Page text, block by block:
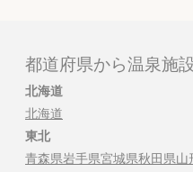
都道府県から温泉施
北海道
北海道
東北
青森県岩手県宮城県秋田県山